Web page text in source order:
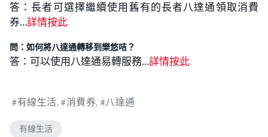
答：長者可選擇繼續使用舊有的長者八達通領取消費
券…詳情按此
問：如何將八達通轉移到樂悠咭？
答：可以使用八達通易轉服務…詳情按此
有線生活 消費券 八達通
有線生活